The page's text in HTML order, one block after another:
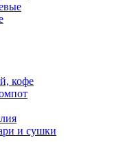
кофе
и сушки